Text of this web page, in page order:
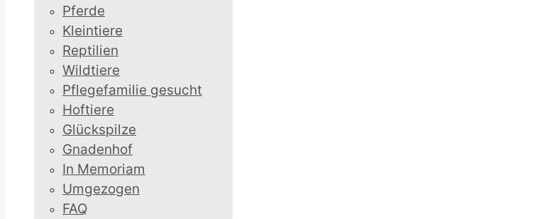
Pferde
Kleintiere
Reptilien
Wildtiere
Pflegefamilie gesucht
Hoftiere
Glückspilze
Gnadenhof
In Memoriam
Umgezogen
FAQ